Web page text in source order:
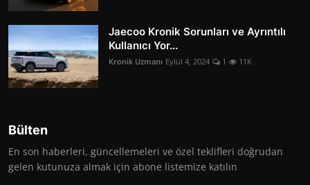
Jaecoo Kronik Sorunları ve Ayrıntılı
Kullanıcı Yor...
Kronik Uzmanı Eylül 4, 2024 1 11K
Bülten
En son haberleri, güncellemeleri ve özel teklifleri doğrudan
gelen kutunuza almak için abone listemize katılın